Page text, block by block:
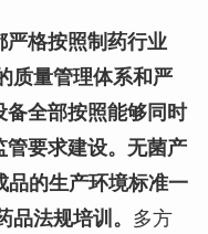
格按照制药行业
质量管理体系和严
全部按照能够同时
要求建设。无菌产
的生产环境标准一
法规培训。 多方